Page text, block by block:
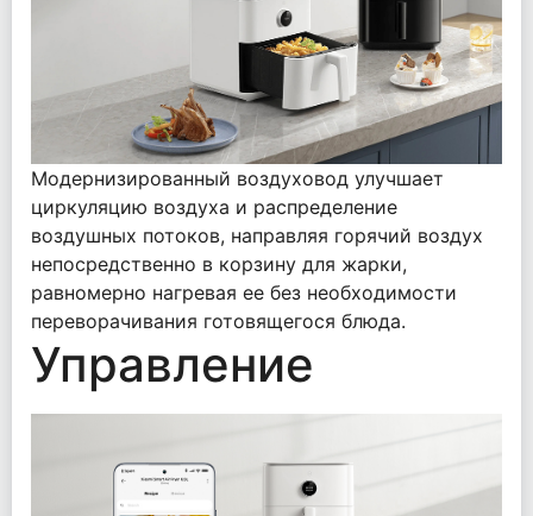
Модернизированный воздуховод улучшает
циркуляцию воздуха и распределение
воздушных потоков, направляя горячий воздух
непосредственно в корзину для жарки,
равномерно нагревая ее без необходимости
переворачивания готовящегося блюда.
Управление